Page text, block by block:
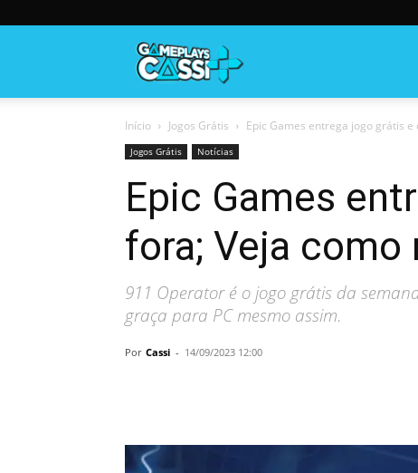
Início Jogos Grátis Epic Games entrega jogo grátis e
Jogos Grátis Notícias
Epic Games
fora; Veja
911 Operator é o jogo grátis da
graça para PC mesmo assim.
Por Cassi - 14/09/2023 12:00